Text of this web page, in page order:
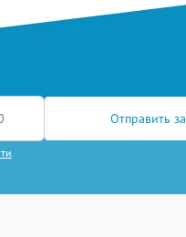
Отправить